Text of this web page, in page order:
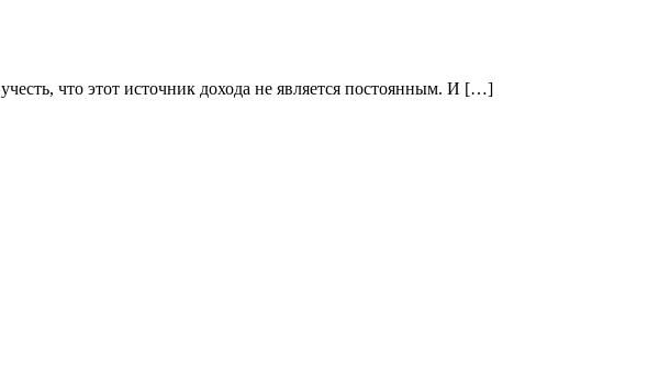
что этот источник дохода не является постоянным. И […]